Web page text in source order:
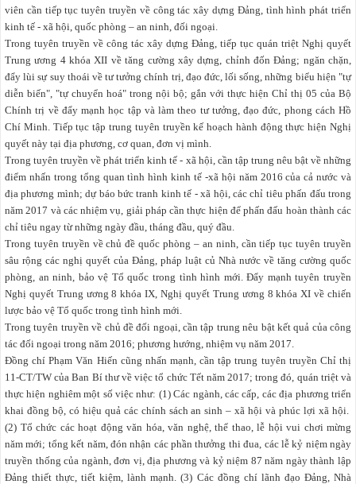
viên cần tiếp tục tuyên truyền về công tác xây dựng Đảng, tình hình phát triển
kinh tế - xã hội, quốc phòng – an ninh, đối ngoại.
Trong tuyên truyền về công tác xây dựng Đảng, tiếp tục quán triệt Nghị quyết
Trung ương 4 khóa XII về tăng cường xây dựng, chỉnh đốn Đảng; ngăn chặn,
đẩy lùi sự suy thoái về tư tưởng chính trị, đạo đức, lối sống, những biểu hiện "tự
diễn biến", "tự chuyển hoá" trong nội bộ; gắn với thực hiện Chỉ thị 05 của Bộ
Chính trị về đẩy mạnh học tập và làm theo tư tưởng, đạo đức, phong cách Hồ
Chí Minh. Tiếp tục tập trung tuyên truyền kế hoạch hành động thực hiện Nghị
quyết này tại địa phương, cơ quan, đơn vị mình.
Trong tuyên truyền về phát triển kinh tế - xã hội, cần tập trung nêu bật về những
điểm nhấn trong tổng quan tình hình kinh tế -xã hội năm 2016 của cả nước và
địa phương mình; dự báo bức tranh kinh tế - xã hội, các chỉ tiêu phấn đấu trong
năm 2017 và các nhiệm vụ, giải pháp cần thực hiện để phấn đấu hoàn thành các
chỉ tiêu ngay từ những ngày đầu, tháng đầu, quý đầu.
Trong tuyên truyền về chủ đề quốc phòng – an ninh, cần tiếp tục tuyên truyền
sâu rộng các nghị quyết của Đảng, pháp luật củ Nhà nước về tăng cường quốc
phòng, an ninh, bảo vệ Tổ quốc trong tình hình mới. Đẩy mạnh tuyên truyền
Nghị quyết Trung ương 8 khóa IX, Nghị quyết Trung ương 8 khóa XI về chiến
lược bảo vệ Tổ quốc trong tình hình mới.
Trong tuyên truyền về chủ đề đối ngoại, cần tập trung nêu bật kết quả của công
tác đối ngoại trong năm 2016; phương hướng, nhiệm vụ năm 2017.
Đồng chí Phạm Văn Hiến cũng nhấn mạnh, cần tập trung tuyên truyền Chỉ thị
11-CT/TW của Ban Bí thư về việc tổ chức Tết năm 2017; trong đó, quán triệt và
thực hiện nghiêm một số việc như: (1) Các ngành, các cấp, các địa phương triển
khai đồng bộ, có hiệu quả các chính sách an sinh – xã hội và phúc lợi xã hội.
(2) Tổ chức các hoạt động văn hóa, văn nghệ, thể thao, lễ hội vui chơi mừng
năm mới; tổng kết năm, đón nhận các phần thưởng thi đua, các lễ kỷ niệm ngày
truyền thống của ngành, đơn vị, địa phương và kỷ niệm 87 năm ngày thành lập
Đảng thiết thực, tiết kiệm, lành mạnh. (3) Các đồng chí lãnh đạo Đảng, Nhà